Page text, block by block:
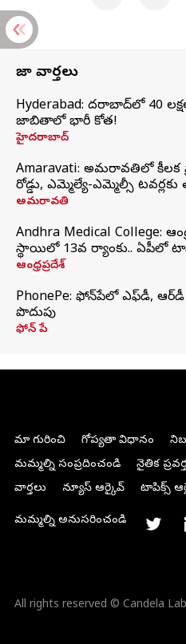
తాజా వార్తలు
Hyderabad: హైదరాబాద్‌లో 40
జాబితాలో భారీ కోత!
హైదరాబాద్
Amaravati: అమరావతిలో కీలక
రోడ్డు, ఎమ్మెల్యే-ఎమ్మెల్సీ టవర్లకు
అమరావతి
Andhra Medical College:
స్థాయిలో 13వ ర్యాంకు.. ఏపీలో
ఆంధ్రప్రదేశ్
PhonePe: ఫోన్‌పేలో ఎఫ్‌డీ, ఆర్‌డీ
పొదుపు
ఫోన్‌ పే
మా గురించి గోప్యతా విధానం
మమ్మల్ని సంప్రదించండి
నైతిక
వార్తలు
న్యూస్ ఆర్కైవ్ టాపిక్స్
మమ్మల్ని అనుసరించండి
All rights reserved © Candela